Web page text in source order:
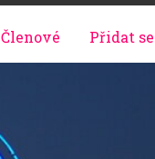
Členové Přidat se